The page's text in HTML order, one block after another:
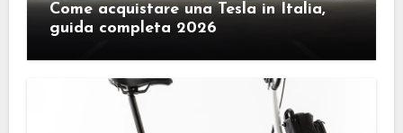
Come acquistare una Tesla in Italia,
guida completa 2026